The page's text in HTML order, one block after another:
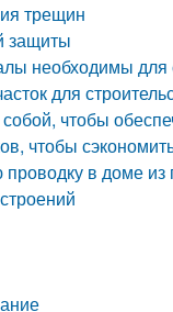
трещин
защиты
необходимы для
для
чтобы
чтобы
в доме из